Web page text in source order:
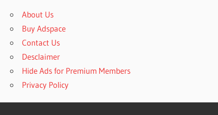
About Us
Buy Adspace
Contact Us
Desclaimer
Hide Ads for Premium Members
Privacy Policy